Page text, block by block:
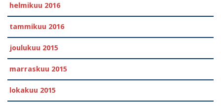
helmikuu 2016
tammikuu 2016
joulukuu 2015
marraskuu 2015
lokakuu 2015